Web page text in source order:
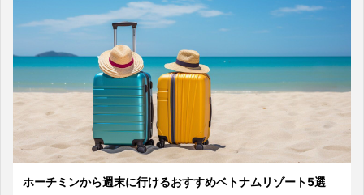
ホーチミンから週末に行けるおすすめベトナムリゾート5選